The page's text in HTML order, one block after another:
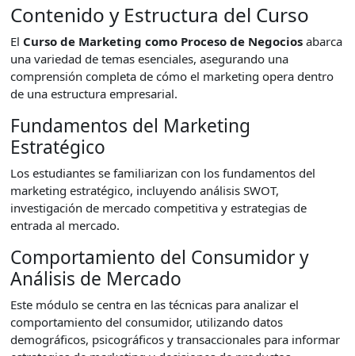
Contenido y Estructura del Curso
El Curso de Marketing como Proceso de Negocios abarca
una variedad de temas esenciales, asegurando una
comprensión completa de cómo el marketing opera dentro
de una estructura empresarial.
Fundamentos del Marketing
Estratégico
Los estudiantes se familiarizan con los fundamentos del
marketing estratégico, incluyendo análisis SWOT,
investigación de mercado competitiva y estrategias de
entrada al mercado.
Comportamiento del Consumidor y
Análisis de Mercado
Este módulo se centra en las técnicas para analizar el
comportamiento del consumidor, utilizando datos
demográficos, psicográficos y transaccionales para informar